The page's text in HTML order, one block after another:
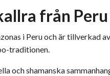
från Peru
i Peru och är tillverkad
traditionen.
och shamanska